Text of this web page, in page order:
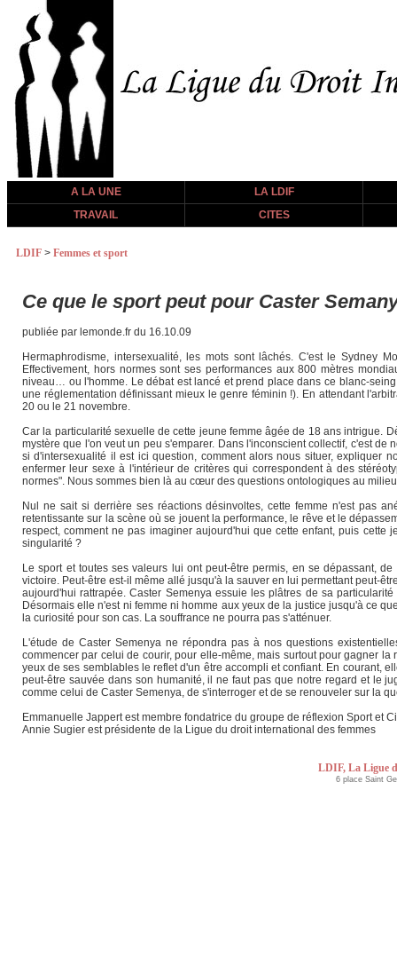
A LA UNE
LA LDIF
TRAVAIL
CITES
LDIF > Femmes et sport
Ce que le sport peut pour Caster
publiée par lemonde.fr du 16.10.09
Hermaphrodisme, intersexualité, les mots sont lâchés. C'est le Sydney
Effectivement, hors normes sont ses performances aux 800 mètres
niveau… ou l'homme. Le débat est lancé et prend place dans ce blanc-
une réglementation définissant mieux le genre féminin !). En attendant
20 ou le 21 novembre.
Car la particularité sexuelle de cette jeune femme âgée de 18 ans intrigue.
mystère que l'on veut un peu s'emparer. Dans l'inconscient collectif, c'est
si d'intersexualité il est ici question, comment alors nous situer, expliquer
enfermer leur sexe à l'intérieur de critères qui correspondent à des
normes". Nous sommes bien là au cœur des questions ontologiques au
Nul ne sait si derrière ses réactions désinvoltes, cette femme n'est pas
retentissante sur la scène où se jouent la performance, le rêve et le
respect, comment ne pas imaginer aujourd'hui que cette enfant, puis
singularité ?
Le sport et toutes ses valeurs lui ont peut-être permis, en se dépassant,
victoire. Peut-être est-il même allé jusqu'à la sauver en lui permettant peut-
aujourd'hui rattrapée. Caster Semenya essuie les plâtres de sa
Désormais elle n'est ni femme ni homme aux yeux de la justice jusqu'à ce
la curiosité pour son cas. La souffrance ne pourra pas s'atténuer.
L'étude de Caster Semenya ne répondra pas à nos questions
commencer par celui de courir, pour elle-même, mais surtout pour gagner
yeux de ses semblables le reflet d'un être accompli et confiant. En courant,
peut-être sauvée dans son humanité, il ne faut pas que notre regard et le
comme celui de Caster Semenya, de s'interroger et de se renouveler sur la
Emmanuelle Jappert est membre fondatrice du groupe de réflexion Sport et
Annie Sugier est présidente de la Ligue du droit international des femmes
LDIF, La Ligue
6 place Saint